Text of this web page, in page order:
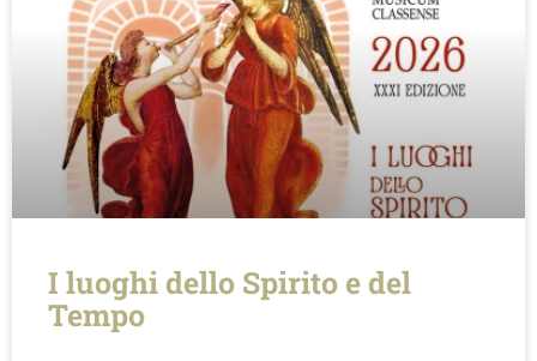
I luoghi dello Spirito e del
Tempo